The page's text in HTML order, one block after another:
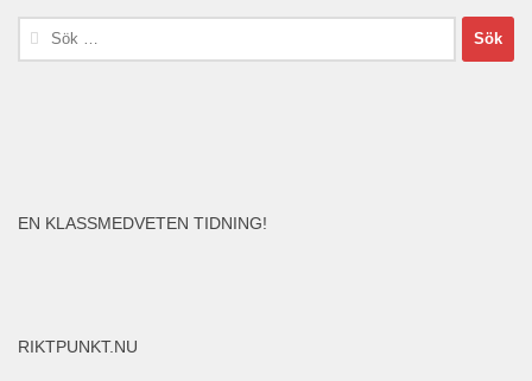
Sök
efter:
EN KLASSMEDVETEN TIDNING!
RIKTPUNKT.NU